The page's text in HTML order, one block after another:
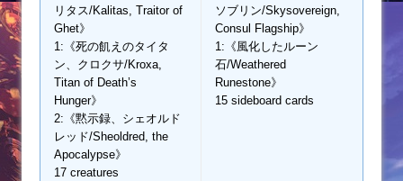
リタス/Kalitas, Traitor of
Ghet》
1:《死の飢えのタイタ
ン、クロクサ/Kroxa,
Titan of Death’s
Hunger》
2:《黙示録、シェオルド
レッド/Sheoldred, the
Apocalypse》
17 creatures
ソブリン/Skysovereign,
Consul Flagship》
1:《風化したルーン
石/Weathered
Runestone》
15 sideboard cards